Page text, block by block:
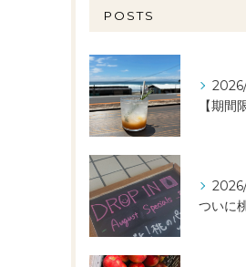
POSTS
ついに